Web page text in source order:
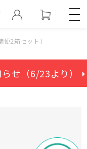
2箱セット）
らせ（6/23より） ⏵